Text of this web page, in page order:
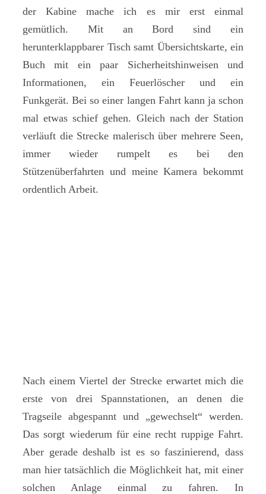
der Kabine mache ich es mir erst einmal
gemütlich. Mit an Bord sind ein
herunterklappbarer Tisch samt Übersichtskarte, ein
Buch mit ein paar Sicherheitshinweisen und
Informationen, ein Feuerlöscher und ein
Funkgerät. Bei so einer langen Fahrt kann ja schon
mal etwas schief gehen. Gleich nach der Station
verläuft die Strecke malerisch über mehrere Seen,
immer wieder rumpelt es bei den
Stützenüberfahrten und meine Kamera bekommt
ordentlich Arbeit.
Nach einem Viertel der Strecke erwartet mich die
erste von drei Spannstationen, an denen die
Tragseile abgespannt und „gewechselt“ werden.
Das sorgt wiederum für eine recht ruppige Fahrt.
Aber gerade deshalb ist es so faszinierend, dass
man hier tatsächlich die Möglichkeit hat, mit einer
solchen Anlage einmal zu fahren. In